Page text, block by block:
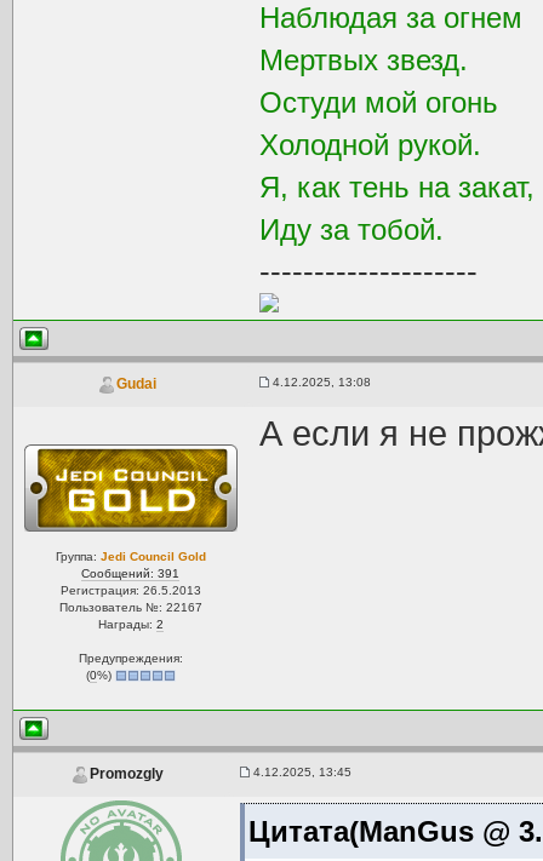
Наблюдая за огнем
Мертвых звезд.
Остуди мой огонь
Холодной рукой.
Я, как тень на закат,
Иду за тобой.
--------------------
Gudai 4.12.2025, 13:08
Группа: Jedi Council Gold
Сообщений: 391
Регистрация: 26.5.2013
Пользователь №: 22167
Награды: 2
Предупреждения:
(0%)
А если я не
Promozgly 4.12.2025, 13:45
Цитата(ManGus @